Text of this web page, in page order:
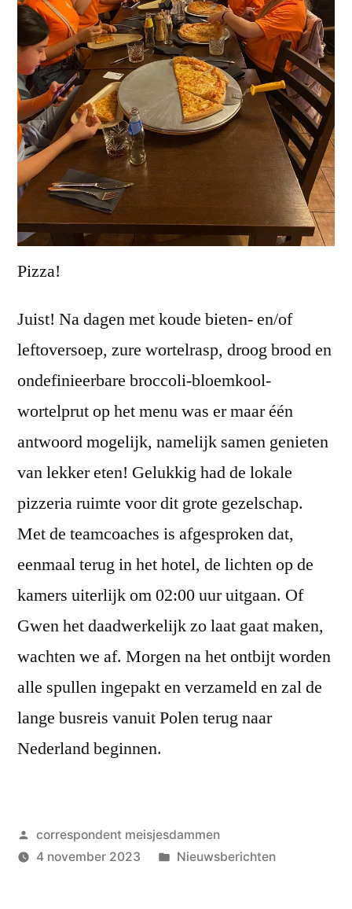
Pizza!
Juist! Na dagen met koude bieten- en/of
leftoversoep, zure wortelrasp, droog brood en
ondefinieerbare broccoli-bloemkool-
wortelprut op het menu was er maar één
antwoord mogelijk, namelijk samen genieten
van lekker eten! Gelukkig had de lokale
pizzeria ruimte voor dit grote gezelschap.
Met de teamcoaches is afgesproken dat,
eenmaal terug in het hotel, de lichten op de
kamers uiterlijk om 02:00 uur uitgaan. Of
Gwen het daadwerkelijk zo laat gaat maken,
wachten we af. Morgen na het ontbijt worden
alle spullen ingepakt en verzameld en zal de
lange busreis vanuit Polen terug naar
Nederland beginnen.
Geplaatst
door
correspondent meisjesdammen
4 november 2023
Geplaatst
Nieuwsberichten